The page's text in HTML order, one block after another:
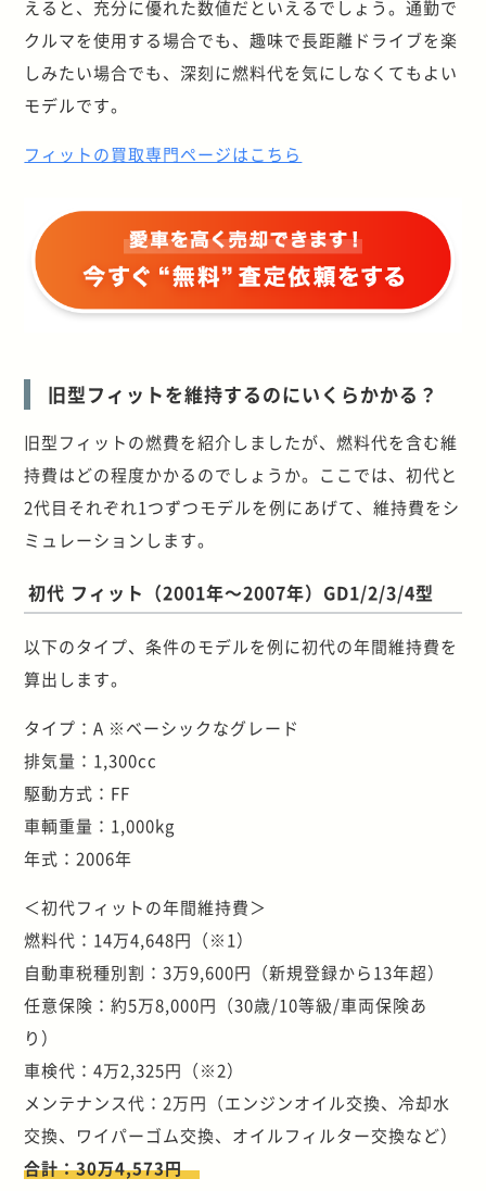
えると、充分に優れた数値だといえるでしょう。通勤で
クルマを使用する場合でも、趣味で長距離ドライブを楽
しみたい場合でも、深刻に燃料代を気にしなくてもよい
モデルです。
フィットの買取専門ページはこちら
旧型フィットを維持するのにいくらかかる？
旧型フィットの燃費を紹介しましたが、燃料代を含む維
持費はどの程度かかるのでしょうか。ここでは、初代と
2代目それぞれ1つずつモデルを例にあげて、維持費をシ
ミュレーションします。
初代 フィット（2001年～2007年）GD1/2/3/4型
以下のタイプ、条件のモデルを例に初代の年間維持費を
算出します。
タイプ：A ※ベーシックなグレード
排気量：1,300cc
駆動方式：FF
車輌重量：1,000kg
年式：2006年
＜初代フィットの年間維持費＞
燃料代：14万4,648円（※1）
自動車税種別割：3万9,600円（新規登録から13年超）
任意保険：約5万8,000円（30歳/10等級/車両保険あ
り）
車検代：4万2,325円（※2）
メンテナンス代：2万円（エンジンオイル交換、冷却水
交換、ワイパーゴム交換、オイルフィルター交換など）
合計：30万4,573円